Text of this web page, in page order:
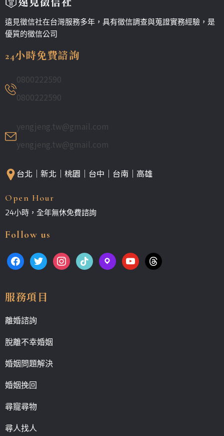
遠見徵信社在台灣服務多年，具有徵信調查與蒐證實務經驗，是
優質的徵信公司
24小時免費諮詢
0800222590
0800222590
yengjeng.tw@gmail.com
yengjeng.tw@gmail.com
台北｜新北｜桃園｜台中｜台南｜高雄
Open Hour
24小時，全年無休免費諮詢
Follow us
服務項目
離婚諮詢
脫離不幸婚姻
婚姻問題解決
婚姻挽回
尋寵尋物
尋人找人